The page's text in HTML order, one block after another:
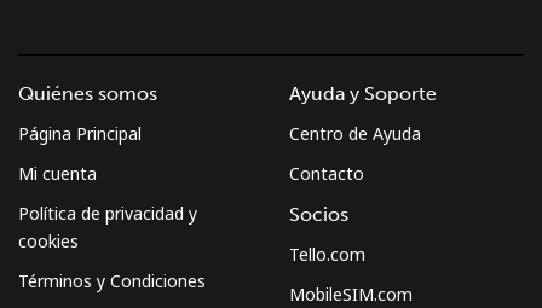
Quiénes somos
Página Principal
Mi cuenta
Política de privacidad y
cookies
Términos y Condiciones
Ayuda y Soporte
Centro de Ayuda
Contacto
Socios
Tello.com
MobileSIM.com